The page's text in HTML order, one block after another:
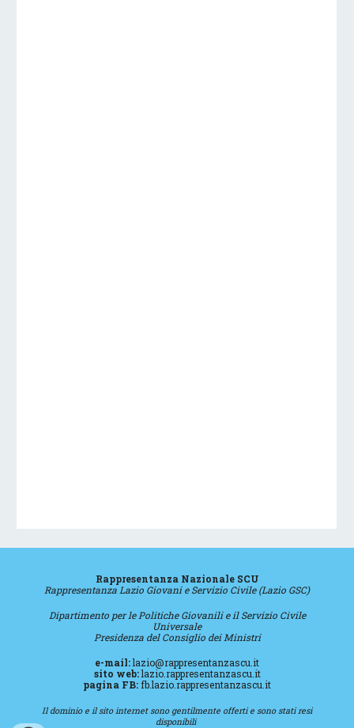
Rappresentanza Nazionale SCU
Rappresentanza Lazio Giovani e Servizio Civile (Lazio GSC)
Dipartimento per le Politiche Giovanili e il Servizio Civile
Universale
Presidenza del Consiglio dei Ministri
e-mail:lazio@rappresentanzascu.it
sito web: lazio. rappresentanzascu.it
pagina FB:fb.lazio rappresentanzascu.it
Il dominio e il sito internet sono gentilmente offerti e sono stati resi
disponibili